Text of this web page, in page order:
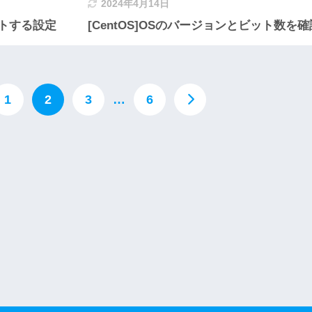
する設定
2024年4月14日
[CentOS]OSのバージョンとビット数を確
1 2 3 … 6